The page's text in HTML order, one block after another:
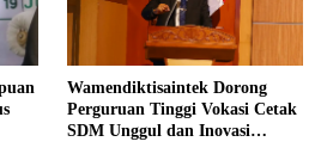
Wamendiktisaintek Dorong
Perguruan Tinggi Vokasi Cetak
SDM Unggul dan Inovasi